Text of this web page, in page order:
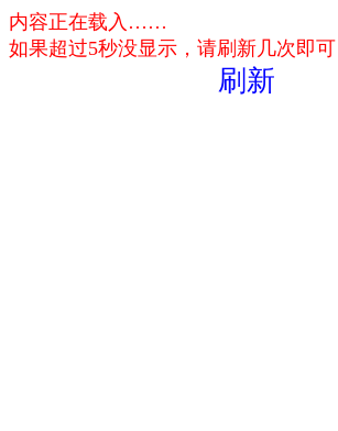
内容正在载入……
如果超过5秒没显示，请刷新几次即可
刷新